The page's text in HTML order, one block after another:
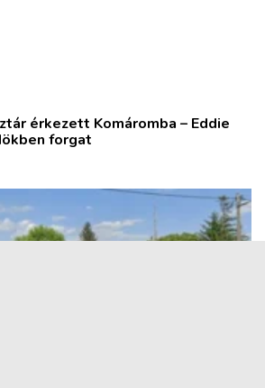
érkezett Komáromba – Eddie
forgat